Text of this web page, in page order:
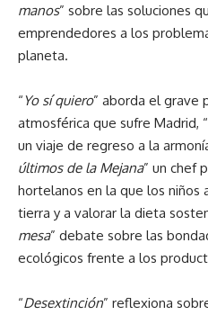
manos” sobre las soluciones
emprendedores a los
planeta.
“Yo sí quiero” aborda el grave
atmosférica que sufre Madrid, “
un viaje de regreso a la
últimos de la Mejana” un chef
hortelanos en la que los niños
tierra y a valorar la dieta
mesa” debate sobre las
ecológicos frente a los
“Desextinción” reflexiona